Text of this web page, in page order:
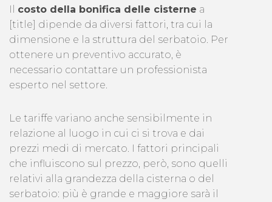
Il costo della bonifica delle cisterne a
[title] dipende da diversi fattori, tra cui la
dimensione e la struttura del serbatoio. Per
ottenere un preventivo accurato, è
necessario contattare un professionista
esperto nel settore.
Le tariffe variano anche sensibilmente in
relazione al luogo in cui ci si trova e dai
prezzi medi di mercato. I fattori principali
che influiscono sul prezzo, però, sono quelli
relativi alla grandezza della cisterna o del
serbatoio: più è grande e maggiore sarà il